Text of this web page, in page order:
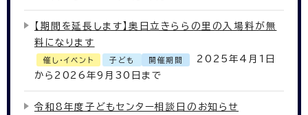
【期間を延長します】奥日立きららの里の入場料が無
料になります
催し・イベント 子ども 開催期間
2025年4月1日
から2026年9月30日まで
令和8年度子どもセンター相談日のお知らせ